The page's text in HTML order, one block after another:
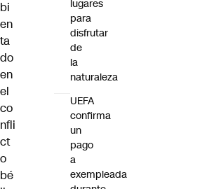
bi
en
ta
do
en
el
co
nfli
ct
o
bé
lugares
para
disfrutar
de
la
naturaleza
UEFA
confirma
un
pago
a
exempleada